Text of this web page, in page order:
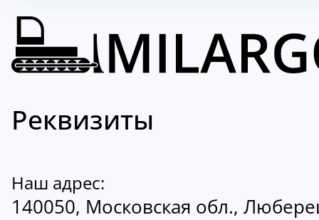
Реквизиты
Наш адрес:
140050, Московская обл.,